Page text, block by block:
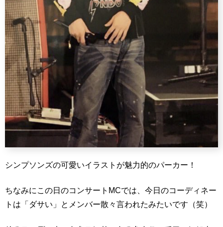
シンプソンズの可愛いイラストが魅力的のパーカー！
ちなみにこの日のコンサートMCでは、今日のコーディネー
トは「ダサい」とメンバー散々言われたみたいです（笑）